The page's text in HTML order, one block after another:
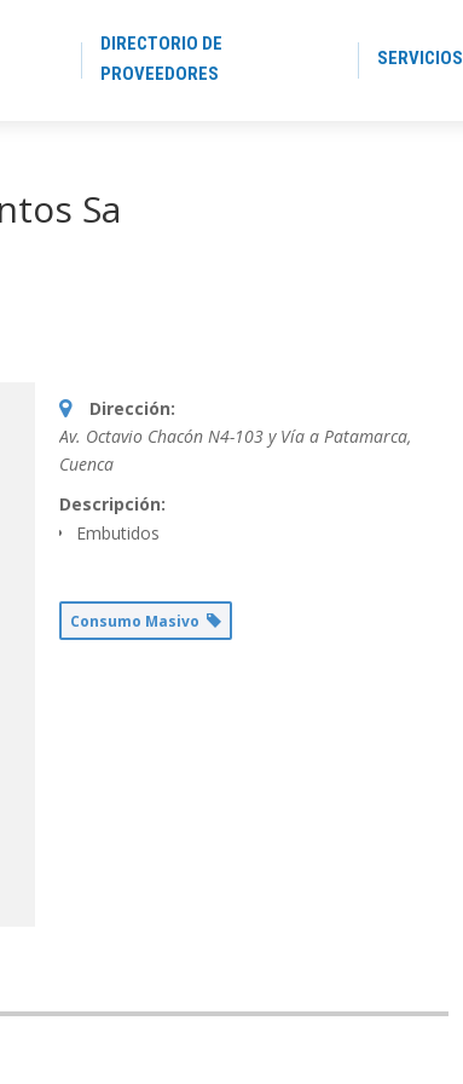
DIRECTORIO DE
PROVEEDORES
SERVICIOS
Sa
Dirección:
Av. Octavio Chacón N4-103 y Vía a Patamarca,
Cuenca
Descripción:
Embutidos
Consumo Masivo